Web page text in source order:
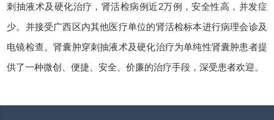
刺抽液术及硬化治疗，肾活检病例近2万例，安全性高，并发症
少。并接受广西区内其他医疗单位的肾活检标本进行病理会诊及
电镜检查。肾囊肿穿刺抽液术及硬化治疗为单纯性肾囊肿患者提
供了一种微创、便捷、安全、价廉的治疗手段，深受患者欢迎。